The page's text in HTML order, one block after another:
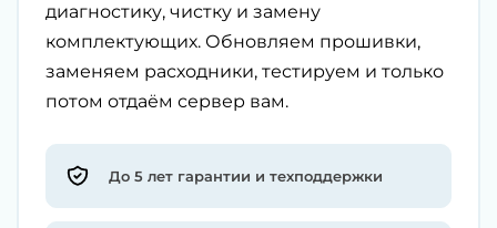
диагностику, чистку и замену
комплектующих. Обновляем прошивки,
заменяем расходники, тестируем и только
потом отдаём сервер вам.
До 5 лет гарантии и техподдержки